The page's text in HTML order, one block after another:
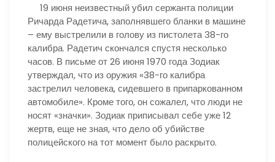
19 июня неизвестный убил сержанта полиции
Ричарда Радетича, заполнявшего бланки в машине
– ему выстрелили в голову из пистолета 38-го
калибра. Радетич скончался спустя несколько
часов. В письме от 26 июня 1970 года Зодиак
утверждал, что из оружия «38-го калибра
застрелил человека, сидевшего в припаркованном
автомобиле». Кроме того, он сожалел, что люди не
носят «значки». Зодиак приписывал себе уже 12
жертв, еще не зная, что дело об убийстве
полицейского на тот момент было раскрыто.